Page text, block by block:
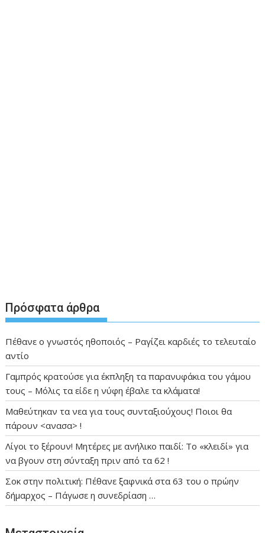
Πρόσφατα άρθρα
Πέθανε ο γνωστός ηθοποιός – Ραγίζει καρδιές το τελευταίο
αντίο
Γαμπρός κρατούσε για έκπληξη τα παρανυφάκια του γάμου
τους – Μόλις τα είδε η νύφη έβαλε τα κλάματα!
Μαθεύτηκαν τα νεα για τους συνταξιούχους! Ποιοι θα
πάρουν <ανασα> !
Λίγοι το ξέρουν! Μητέρες με ανήλικο παιδί: Το «κλειδί» για
να βγουν στη σύνταξη πριν από τα 62 !
Σοκ στην πολιτική: Πέθανε ξαφνικά στα 63 του ο πρώην
δήμαρχος – Πάγωσε η συνεδρίαση …